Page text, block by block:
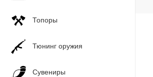
Топоры
Тюнинг оружия
Сувениры